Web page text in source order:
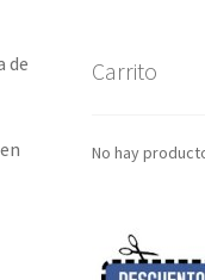
de
Carrito
No hay